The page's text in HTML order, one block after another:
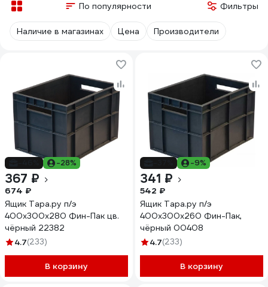
По популярности Фильтры
Наличие в магазинах Цена Производители
-28%
367 ₽
674 ₽
Ящик Тара.ру п/э
400x300x280 Фин-Пак цв.
чёрный 22382
4.7(233)
В корзину
-9%
341 ₽
542 ₽
Ящик Тара.ру п/э
400х300х260 Фин-Пак,
чёрный 00408
4.7(233)
В корзину